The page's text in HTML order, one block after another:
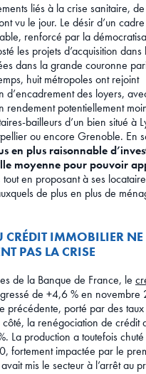
liés à la crise sanitaire,
vu le jour. Le désir d’un
renforcé par la
les projets d’acquisition dans
dans la grande couronne
huit métropoles ont rejoint
d’encadrement des loyers,
rendement potentiellement
bailleurs d’un bien situé à
ou encore Grenoble. En
en plus raisonnable
moyenne pour pouvoir
tout en proposant à ses
de plus en plus de
CRÉDIT IMMOBILIER NE
PAS LA CRISE
de la Banque de France, le
de +4,6 % en
précédente, porté par des taux
la renégociation de crédit
La production a toutefois
fortement impactée par le
mis le secteur à l’arrêt au